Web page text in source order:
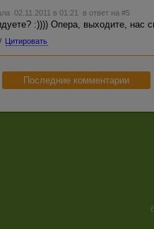
02.11.2011 в 01:21 в ответ на #5
:)))) Опера, выходите, нас
/ Цитировать
Последние комментарии